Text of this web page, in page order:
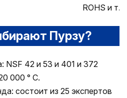
ROHS и т.
Пурзу?
NSF 42 и 53 и 401 и 372
000 ° С.
состоит из 25 экспертов